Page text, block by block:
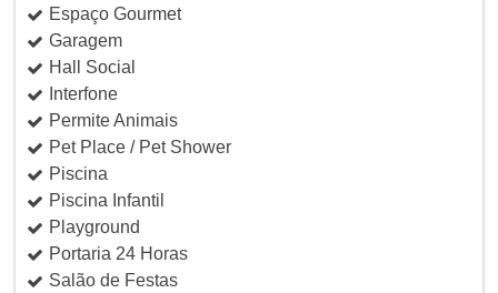
Espaço Gourmet
Garagem
Hall Social
Interfone
Permite Animais
Pet Place / Pet Shower
Piscina
Piscina Infantil
Playground
Portaria 24 Horas
Salão de Festas